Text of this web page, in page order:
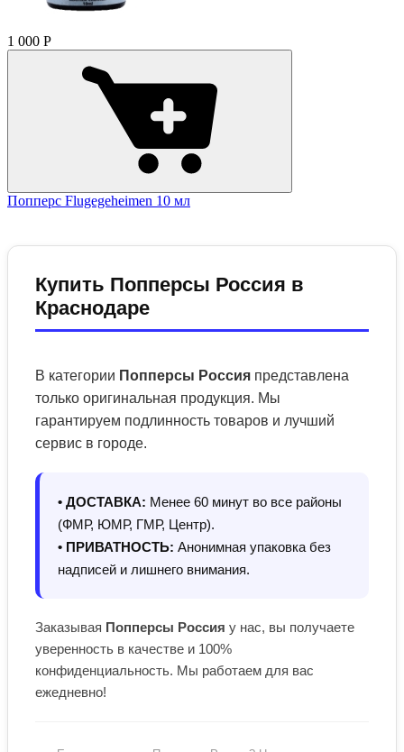
1 000 Р
Попперс Flugegeheimen 10 мл
Купить Попперсы Россия в
Краснодаре
В категории Попперсы Россия представлена
только оригинальная продукция. Мы
гарантируем подлинность товаров и лучший
сервис в городе.
• ДОСТАВКА: Менее 60 минут во все районы
(ФМР, ЮМР, ГМР, Центр).
• ПРИВАТНОСТЬ: Анонимная упаковка без
надписей и лишнего внимания.
Заказывая Попперсы Россия у нас, вы получаете
уверенность в качестве и 100%
конфиденциальность. Мы работаем для вас
ежедневно!